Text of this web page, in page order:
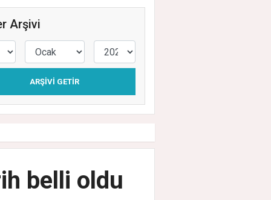
Arşivi
ARŞIVI GETIR
belli oldu